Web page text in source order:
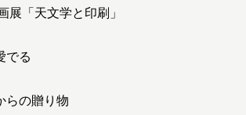
展「天文学と印刷」
でる
らの贈り物